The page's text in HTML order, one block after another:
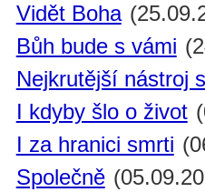
Vidět Boha
Bůh bude s vámi
Nejkrutější nástroj
I kdyby šlo o život
I za hranici smrti
Společně